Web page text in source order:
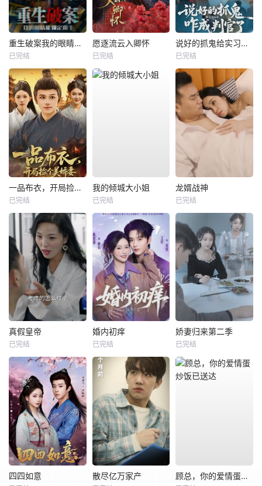
重生破案我的眼睛能锁定凶手
已完结
愿逐流云入卿怀
已完结
说好的抓鬼给实习证明，咋成判官了
已完结
一品布衣，开局捡个美娇妻
已完结
我的倾城大小姐
已完结
龙婿战神
已完结
真假皇帝
已完结
婚内初痒
已完结
娇妻归来第二季
已完结
四四如意 散尽亿万家产 顾总，你的爱情蛋炒饭已送达